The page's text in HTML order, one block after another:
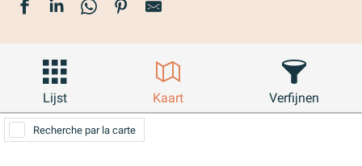
Lijst Kaart Verfijnen
Recherche par la carte